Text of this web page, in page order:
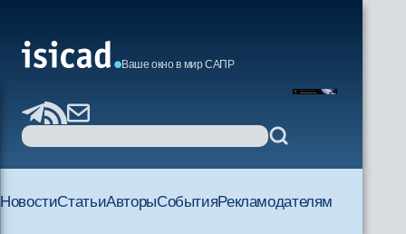
Ваше окно в мир САПР
НовостиСтатьиАвторыСобытияРекламодателям